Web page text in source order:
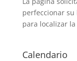
perfeccionar
para localizar
Calendario